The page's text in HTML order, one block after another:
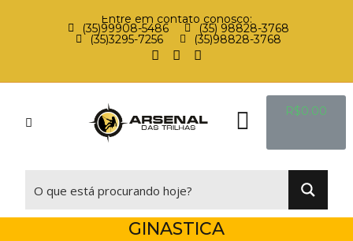
Entre em contato conosco:
(35)99908-5486 (35) 98828-3768
(35)3295-7256 (35)98828-3768
R$0.00
GINASTICA